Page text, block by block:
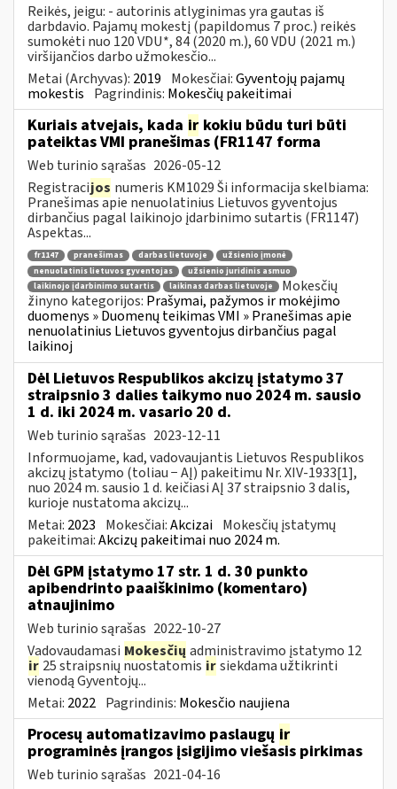
Reikės, jeigu: - autorinis atlyginimas yra gautas iš
darbdavio. Pajamų mokestį (papildomus 7 proc.) reikės
sumokėti nuo 120 VDU*, 84 (2020 m.), 60 VDU (2021 m.)
viršijančios darbo užmokesčio...
Metai (Archyvas): 2019 Mokesčiai:Gyventojų pajamų
mokestis Pagrindinis: Mokesčių pakeitimai
Kuriais atvejais, kada ir kokiu būdu turi būti
pateiktas VMI pranešimas (FR1147 forma
Web turinio sąrašas 2026-05-12
Registracijos numeris KM1029 Ši informacija skelbiama:
Pranešimas apie nenuolatinius Lietuvos gyventojus
dirbančius pagal laikinojo įdarbinimo sutartis (FR1147)
Aspektas...
fr1147 pranešimas darbas lietuvoje
užsienio įmonė
nenuolatinis lietuvos gyventojas
užsienio juridinis asmuo
laikinojo įdarbinimo sutartis
laikinas darbas lietuvoje
Mokesčių
žinyno kategorijos: Prašymai, pažymos ir mokėjimo
duomenys » Duomenų teikimas VMI » Pranešimas apie
nenuolatinius Lietuvos gyventojus dirbančius pagal
laikinoj
Dėl Lietuvos Respublikos akcizų įstatymo 37
straipsnio 3 dalies taikymo nuo 2024 m. sausio
1 d. iki 2024 m. vasario 20 d.
Web turinio sąrašas 2023-12-11
Informuojame, kad, vadovaujantis Lietuvos Respublikos
akcizų įstatymo (toliau − AĮ) pakeitimu Nr. XIV-1933[1],
nuo 2024 m. sausio 1 d. keičiasi AĮ 37 straipsnio 3 dalis,
kurioje nustatoma akcizų...
Metai: 2023 Mokesčiai:Akcizai Mokesčių įstatymų
pakeitimai:Akcizų pakeitimai nuo 2024 m.
Dėl GPM įstatymo 17 str. 1 d. 30 punkto
apibendrinto paaiškinimo (komentaro)
atnaujinimo
Web turinio sąrašas 2022-10-27
Vadovaudamasi Mokesčių administravimo įstatymo 12
ir 25 straipsnių nuostatomis irsiekdama užtikrinti
vienodą Gyventojų...
Metai: 2022 Pagrindinis: Mokesčio naujiena
Procesų automatizavimo paslaugų ir
programinės įrangos įsigijimo viešasis pirkimas
Web turinio sąrašas 2021-04-16